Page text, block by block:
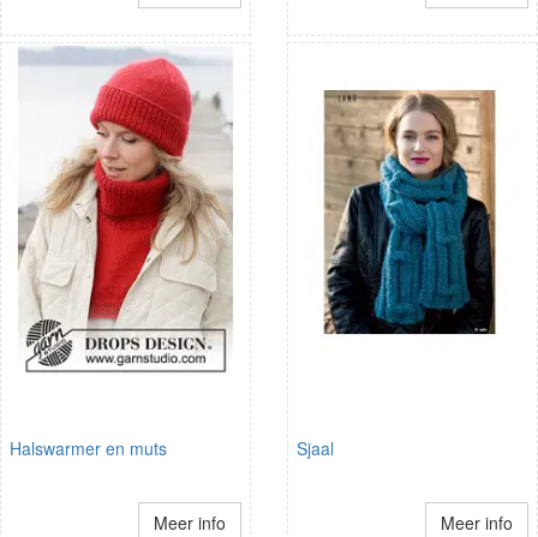
Halswarmer en muts
Meer info
Sjaal
Meer info